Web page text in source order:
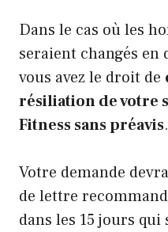
Dans le cas où les
seraient changés en
vous avez le droit de
résiliation de votre
Fitness sans préavis.
Votre demande
de lettre
dans les 15 jours qui